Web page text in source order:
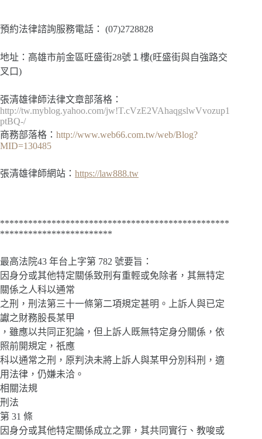
預約法律諮詢服務電話： (07)2728828
地址：高雄市前金區旺盛街28號１樓(旺盛街與自強路交
叉口)
張清雄律師法律文章部落格：
http://tw.myblog.yahoo.com/jw!T.cVzE2VAhaqgslwVvozup1
ptBQ-/
商務部落格： http://www.web66.com.tw/web/Blog?
MID=130485
張清雄律師網站： https://law888.tw
*************************************************
************************
最高法院43 年台上字第 782 號要旨：
因身分或其他特定關係致刑有重輕或免除者，其無特定
關係之人科以通常
之刑，刑法第三十一條第二項規定甚明。上訴人與已定
讞之財務股長某甲
，雖應以共同正犯論，但上訴人既無特定身分關係，依
照前開規定，祇應
科以通常之刑，原判決未將上訴人與某甲分別科刑，適
用法律，仍嫌未洽。
相關法規
刑法
第 31 條
因身分或其他特定關係成立之罪，其共同實行、教唆或